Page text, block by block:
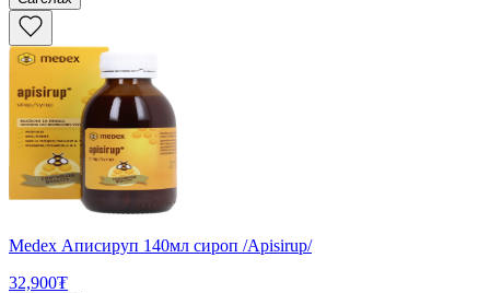
Medex Аписируп 140мл сироп /Apisirup/
32,900₮